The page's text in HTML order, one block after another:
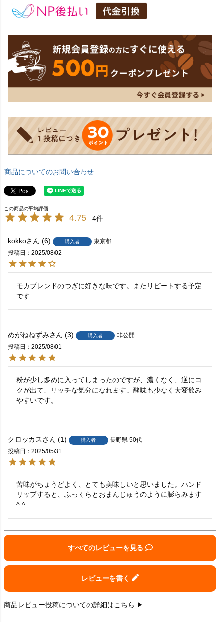
商品についてのお問い合わせ
4.75 4
kokko 6 購入者
東京都
投稿日
2025/08/02
モカブレンドのつぎに好きな味です。またリピートする予定
です
めがねねずみ 3 購入者
非公開
投稿日
2025/08/01
粉が少し多めに入ってしまったのですが、濃くなく、逆にコ
クが出て、リッチな気分になれます。酸味も少なく大変飲み
やすいです。
クロッカス 1 購入者 長野県 50代
投稿日
2025/05/31
苦味がちょうどよく、とても美味しいと思いました。ハンド
リップすると、ふっくらとおまんじゅうのように膨らみます
^ ^
すべてのレビューを見る
レビューを書く
商品レビュー投稿についての詳細はこちら ▶